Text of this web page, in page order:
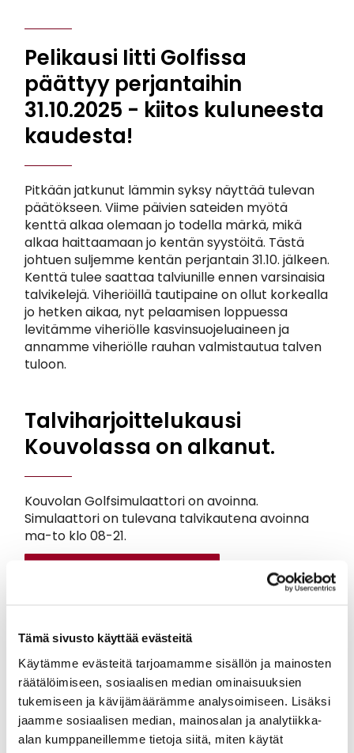
Tämä sivusto käyttää evästeitä
Käytämme evästeitä tarjoamamme sisällön ja mainosten
räätälöimiseen, sosiaalisen median ominaisuuksien
tukemiseen ja kävijämäärämme analysoimiseen. Lisäksi
jaamme sosiaalisen median, mainosalan ja analytiikka-
alan kumppaneillemme tietoja siitä, miten käytät
Pelikausi Iitti Golfissa
päättyy perjantaihin
31.10.2025 - kiitos kuluneesta
kaudesta!
Pitkään jatkunut lämmin syksy näyttää tulevan
päätökseen. Viime päivien sateiden myötä
kenttä alkaa olemaan jo todella märkä, mikä
alkaa haittaamaan jo kentän syystöitä. Tästä
johtuen suljemme kentän perjantain 31.10. jälkeen.
Kenttä tulee saattaa talviunille ennen varsinaisia
talvikelejä. Viheriöillä tautipaine on ollut korkealla
jo hetken aikaa, nyt pelaamisen loppuessa
levitämme viheriölle kasvinsuojeluaineen ja
annamme viheriölle rauhan valmistautua talven
tuloon.
Talviharjoittelukausi
Kouvolassa on alkanut.
Kouvolan Golfsimulaattori on avoinna.
Simulaattori on tulevana talvikautena avoinna
ma-to klo 08-21.
Toimisto palvelee
marraskuussa ti-ke klo 9-16
Iitti Golfin toimisto palvelee marraskuussa
tiistaisin ja keskiviikkoisin klo 09-16. Teemme töitä
myös etänä, joten tapaamiset on sovittava